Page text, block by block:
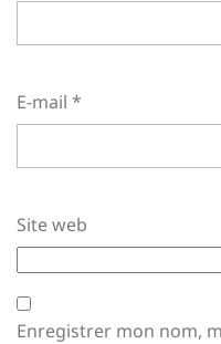
E-mail *
Site web
Enregistrer mon nom,